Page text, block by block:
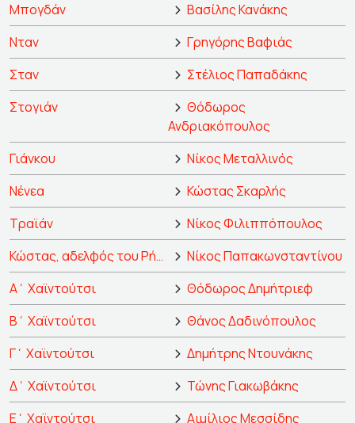
Μπογδάν
Βασίλης Κανάκης
Νταν
Γρηγόρης Βαφιάς
Σταν
Στέλιος Παπαδάκης
Στογιάν
Θόδωρος
Ανδριακόπουλος
Γιάνκου
Νίκος Μεταλλινός
Νένεα
Κώστας Σκαρλής
Τραϊάν
Νίκος Φιλιππόπουλος
Κώστας, αδελφός του Ρήγα
Νίκος Παπακωνσταντίνου
Α΄ Χαϊντούτσι
Θόδωρος Δημήτριεφ
Β΄ Χαϊντούτσι
Θάνος Δαδινόπουλος
Γ΄ Χαϊντούτσι
Δημήτρης Ντουνάκης
Δ΄ Χαϊντούτσι
Τώνης Γιακωβάκης
Ε΄ Χαϊντούτσι
Αιμίλιος Μεσσίδης